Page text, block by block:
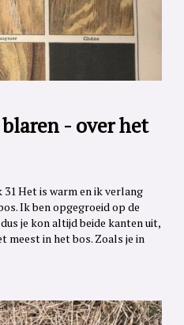
- over het
Het is warm en ik verlang
Ik ben opgegroeid op de
je kon altijd beide kanten uit,
meest in het bos. Zoals je in